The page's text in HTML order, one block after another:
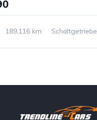
189,116 km
Schaltgetriebe